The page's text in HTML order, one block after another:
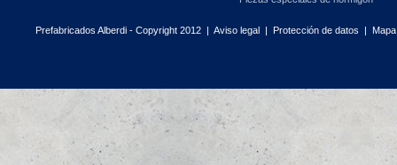
Prefabricados Alberdi - Copyright 2012 | Aviso legal | Protección de datos |